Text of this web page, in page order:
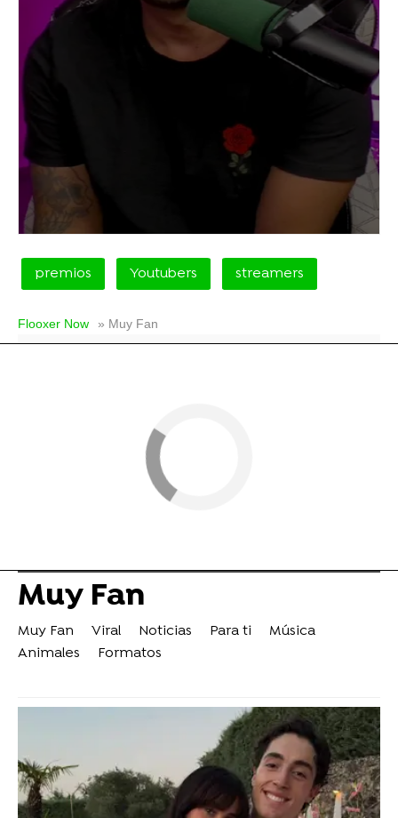
premios Youtubers streamers
Flooxer Now » Muy Fan
Muy Fan
Muy Fan Viral Noticias Para ti
Música
Animales
Formatos